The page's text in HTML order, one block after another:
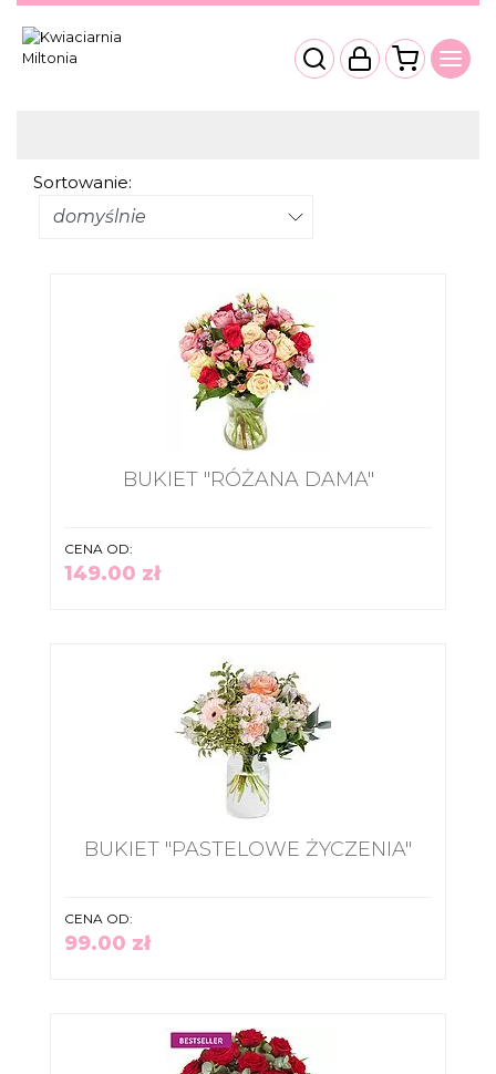
Sortowanie:
BUKIET "RÓŻANA DAMA"
CENA OD:
149.00 zł
BUKIET "PASTELOWE ŻYCZENIA"
CENA OD:
99.00 zł